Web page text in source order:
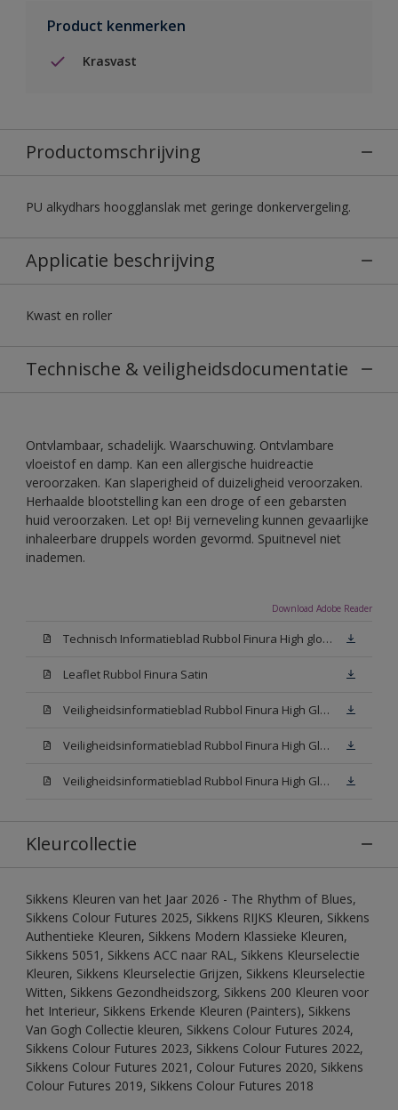
Product kenmerken
Krasvast
Productomschrijving
PU alkydhars hoogglanslak met geringe donkervergeling.
Applicatie beschrijving
Kwast en roller
Technische & veiligheidsdocumentatie
Ontvlambaar, schadelijk. Waarschuwing. Ontvlambare
vloeistof en damp. Kan een allergische huidreactie
veroorzaken. Kan slaperigheid of duizeligheid veroorzaken.
Herhaalde blootstelling kan een droge of een gebarsten
huid veroorzaken. Let op! Bij verneveling kunnen gevaarlijke
inhaleerbare druppels worden gevormd. Spuitnevel niet
inademen.
Download Adobe Reader
Technisch Informatieblad Rubbol Finura High gloss (PDF)
Leaflet Rubbol Finura Satin
Veiligheidsinformatieblad Rubbol Finura High Gloss W05 (MSDS)
Veiligheidsinformatieblad Rubbol Finura High Gloss White (MSDS)
Veiligheidsinformatieblad Rubbol Finura High Gloss N00 (MSDS)
Kleurcollectie
Sikkens Kleuren van het Jaar 2026 - The Rhythm of Blues,
Sikkens Colour Futures 2025, Sikkens RIJKS Kleuren, Sikkens
Authentieke Kleuren, Sikkens Modern Klassieke Kleuren,
Sikkens 5051, Sikkens ACC naar RAL, Sikkens Kleurselectie
Kleuren, Sikkens Kleurselectie Grijzen, Sikkens Kleurselectie
Witten, Sikkens Gezondheidszorg, Sikkens 200 Kleuren voor
het Interieur, Sikkens Erkende Kleuren (Painters), Sikkens
Van Gogh Collectie kleuren, Sikkens Colour Futures 2024,
Sikkens Colour Futures 2023, Sikkens Colour Futures 2022,
Sikkens Colour Futures 2021, Colour Futures 2020, Sikkens
Colour Futures 2019, Sikkens Colour Futures 2018